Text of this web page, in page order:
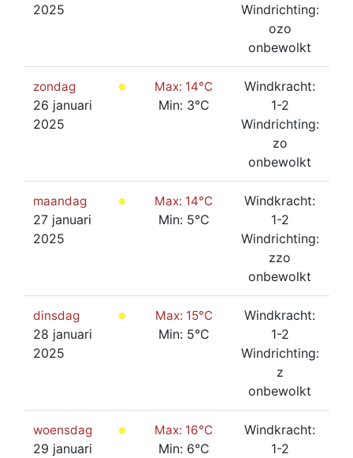
2025
Windrichting:
ozo
onbewolkt
zondag
26 januari
2025
Max: 14°C
Min: 3°C
Windkracht:
1-2
Windrichting:
zo
onbewolkt
maandag
27 januari
2025
Max: 14°C
Min: 5°C
Windkracht:
1-2
Windrichting:
zzo
onbewolkt
dinsdag
28 januari
2025
Max: 15°C
Min: 5°C
Windkracht:
1-2
Windrichting:
z
onbewolkt
woensdag
29 januari
Max: 16°C
Min: 6°C
Windkracht:
1-2